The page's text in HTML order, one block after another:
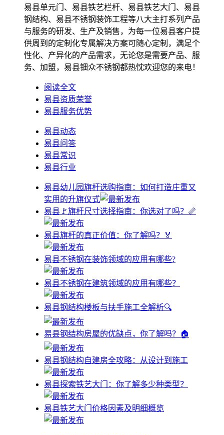
易县单元门、易县铁艺栏杆、易县铁艺大门、易县
钢结构、易县不锈钢装饰工程等八大主打系列产品
与服务的研发、生产及销售，为每一位易县客户提
供周到的定制化专属解决方案可随心定制，满足个
性化、产异化的产品需求，无论您是需要产品、服
务、加盟，易县钿众不锈钢都热忱欢迎您的来电！
阅读全文
易县资质荣誉
易县服务优势
易县动态
易县问答
易县常识
易县行业
易县幼儿园旗杆选购指南：如何打造庄重又
实用的升旗仪式
易县🚩旗杆尺寸选择指南：你选对了吗？📏
易县旗杆的真正价值：你了解吗？🏅
易县不锈钢在装饰领域的应用有哪些?
易县不锈钢在建筑领域的应用有哪些？
易县钢结构楼板与扶手施工全解析🔍
易县钢结构房屋的优缺点，你了解吗？🏠
易县钢结构自建房全攻略：从设计到施工
易县探索铁艺大门：你了解多少种类型？
易县铁艺大门价格因素及明细概览